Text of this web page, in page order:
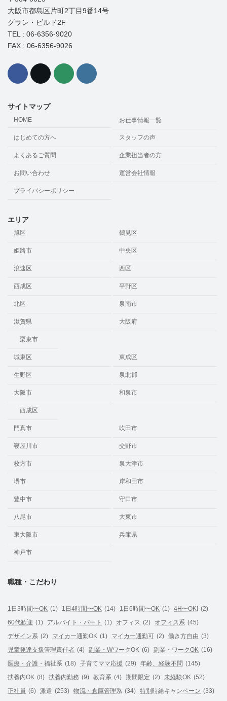
大阪市都島区片町2丁目9番14号
グラン・ビルド2F
TEL : 06-6356-9020
FAX : 06-6356-9026
サイトマップ
HOME お仕事情報一覧
はじめての方へ スタッフの声
よくあるご質問 企業担当者の方
お問い合わせ 運営会社情報
プライバシーポリシー
エリア
旭区 鶴見区
姫路市 中央区
浪速区 西区
西成区 平野区
北区 泉南市
滋賀県
栗東市
大阪府
城東区 東成区
生野区 泉北郡
大阪市
西成区
和泉市
門真市 吹田市
寝屋川市 交野市
枚方市 泉大津市
堺市 岸和田市
豊中市 守口市
八尾市 大東市
東大阪市 兵庫県
神戸市
職種・こだわり
1日3時間〜OK (1) 1日4時間〜OK (14) 1日6時間〜OK (1) 4H〜OK! (2)
60代歓迎 (1) アルバイト・パート (1) オフィス (2) オフィス系 (45)
デザイン系 (2) マイカー通勤OK (1) マイカー通勤可 (2) 働き方自由 (3)
児童発達支援管理責任者 (4) 副業・WワークOK (6) 副業・ワークOK (16)
医療・介護・福祉系 (18) 子育てママ応援 (29) 年齢、経験不問 (145)
扶養内OK (8) 扶養内勤務 (9) 教育系 (4) 期間限定 (2) 未経験OK (52)
正社員 (6) 派遣 (253) 物流・倉庫管理系 (34) 特別時給キャンペーン (33)